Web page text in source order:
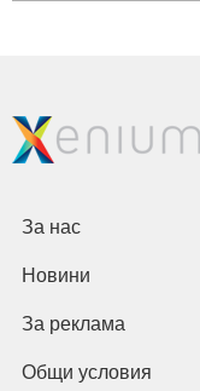
За нас
Новини
За реклама
Общи условия